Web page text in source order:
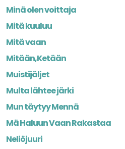
Minä olen voittaja
Mitä kuuluu
Mitä vaan
Mitään,Ketään
Muistijäljet
Multa lähtee järki
Mun täytyy Mennä
Mä Haluun Vaan Rakastaa
Neliöjuuri